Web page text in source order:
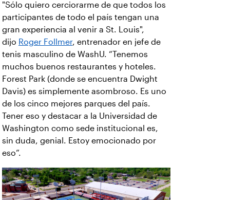
"Sólo quiero cerciorarme de que todos los
participantes de todo el país tengan una
gran experiencia al venir a St. Louis",
dijo Roger Follmer, entrenador en jefe de
tenis masculino de WashU. “Tenemos
muchos buenos restaurantes y hoteles.
Forest Park (donde se encuentra Dwight
Davis) es simplemente asombroso. Es uno
de los cinco mejores parques del país.
Tener eso y destacar a la Universidad de
Washington como sede institucional es,
sin duda, genial. Estoy emocionado por
eso”.